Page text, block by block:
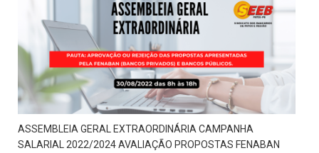
ASSEMBLEIA GERAL EXTRAORDINÁRIA CAMPANHA
SALARIAL 2022/2024 AVALIAÇÃO PROPOSTAS FENABAN